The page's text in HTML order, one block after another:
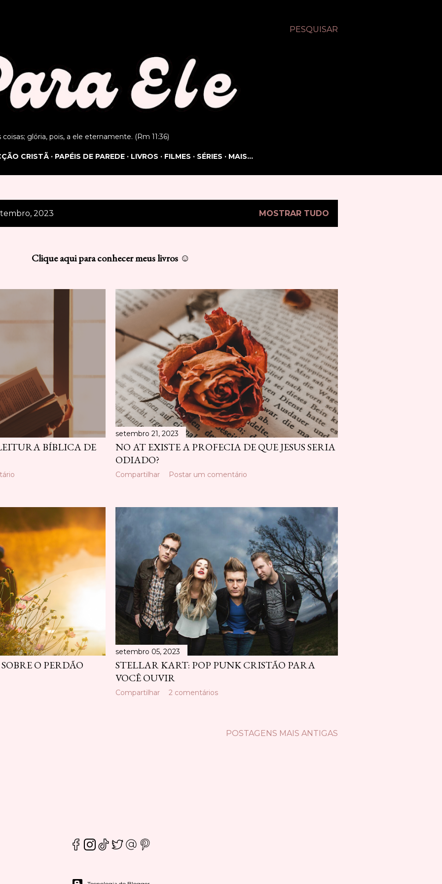
PESQUISAR
coisas; glória, pois, a ele eternamente. (Rm 11:36)
CRISTÃ PAPÉIS DE PAREDE LIVROS FILMES SÉRIES MAIS…
2023 MOSTRAR TUDO
Clique aqui para conhecer meus livros ☺
BÍBLICA DE
setembro 21, 2023
NO AT EXISTE A PROFECIA DE QUE JESUS SERIA
ODIADO?
Compartilhar Postar um comentário
O PERDÃO
setembro 05, 2023
STELLAR KART: POP PUNK CRISTÃO PARA
VOCÊ OUVIR
Compartilhar 2 comentários
POSTAGENS MAIS ANTIGAS